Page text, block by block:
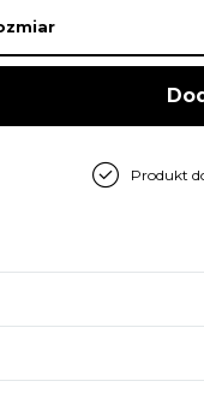
Produkt